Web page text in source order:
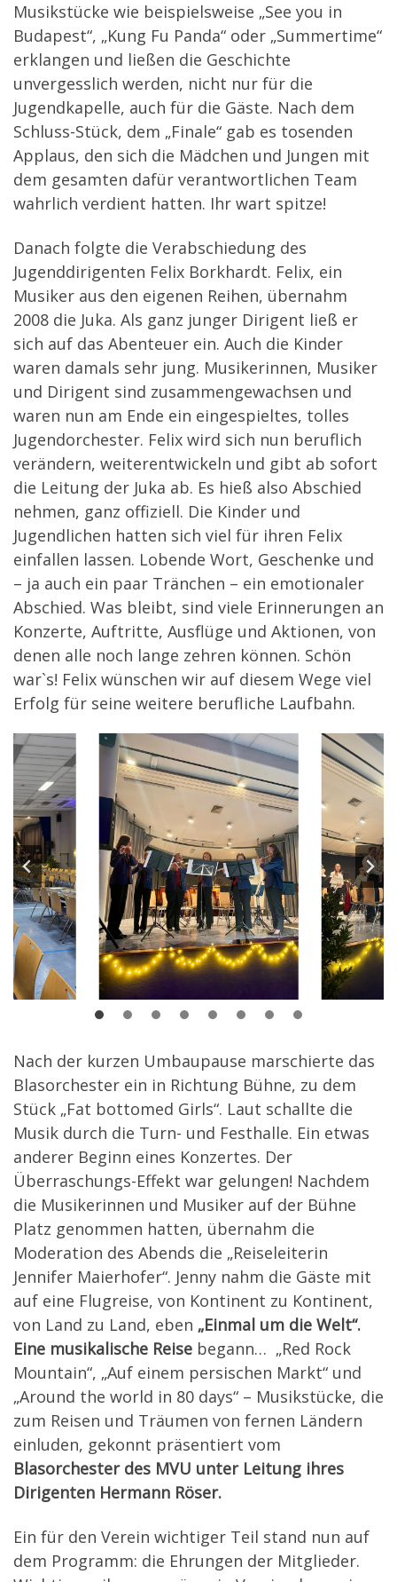
Musikstücke wie beispielsweise „See you in
Budapest“, „Kung Fu Panda“ oder „Summertime“
erklangen und ließen die Geschichte
unvergesslich werden, nicht nur für die
Jugendkapelle, auch für die Gäste. Nach dem
Schluss-Stück, dem „Finale“ gab es tosenden
Applaus, den sich die Mädchen und Jungen mit
dem gesamten dafür verantwortlichen Team
wahrlich verdient hatten. Ihr wart spitze!
Danach folgte die Verabschiedung des
Jugenddirigenten Felix Borkhardt. Felix, ein
Musiker aus den eigenen Reihen, übernahm
2008 die Juka. Als ganz junger Dirigent ließ er
sich auf das Abenteuer ein. Auch die Kinder
waren damals sehr jung. Musikerinnen, Musiker
und Dirigent sind zusammengewachsen und
waren nun am Ende ein eingespieltes, tolles
Jugendorchester. Felix wird sich nun beruflich
verändern, weiterentwickeln und gibt ab sofort
die Leitung der Juka ab. Es hieß also Abschied
nehmen, ganz offiziell. Die Kinder und
Jugendlichen hatten sich viel für ihren Felix
einfallen lassen. Lobende Wort, Geschenke und
– ja auch ein paar Tränchen – ein emotionaler
Abschied. Was bleibt, sind viele Erinnerungen an
Konzerte, Auftritte, Ausflüge und Aktionen, von
denen alle noch lange zehren können. Schön
war`s! Felix wünschen wir auf diesem Wege viel
Erfolg für seine weitere berufliche Laufbahn.
Nach der kurzen Umbaupause marschierte das
Blasorchester ein in Richtung Bühne, zu dem
Stück „Fat bottomed Girls“. Laut schallte die
Musik durch die Turn- und Festhalle. Ein etwas
anderer Beginn eines Konzertes. Der
Überraschungs-Effekt war gelungen! Nachdem
die Musikerinnen und Musiker auf der Bühne
Platz genommen hatten, übernahm die
Moderation des Abends die „Reiseleiterin
Jennifer Maierhofer“. Jenny nahm die Gäste mit
auf eine Flugreise, von Kontinent zu Kontinent,
von Land zu Land, eben „Einmal um die Welt“.
Eine musikalische Reise begann… „Red Rock
Mountain“, „Auf einem persischen Markt“ und
„Around the world in 80 days“ – Musikstücke, die
zum Reisen und Träumen von fernen Ländern
einluden, gekonnt präsentiert vom
Blasorchester des MVU unter Leitung ihres
Dirigenten Hermann Röser.
Ein für den Verein wichtiger Teil stand nun auf
dem Programm: die Ehrungen der Mitglieder.